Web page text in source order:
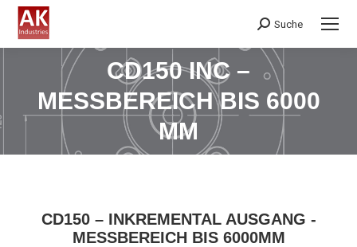
Search:
Suche
CD150 INC –
MESSBEREICH BIS 6000
MM
Sie befinden sich hier:
CD150 – INKREMENTAL AUSGANG -
MESSBEREICH BIS 6000MM